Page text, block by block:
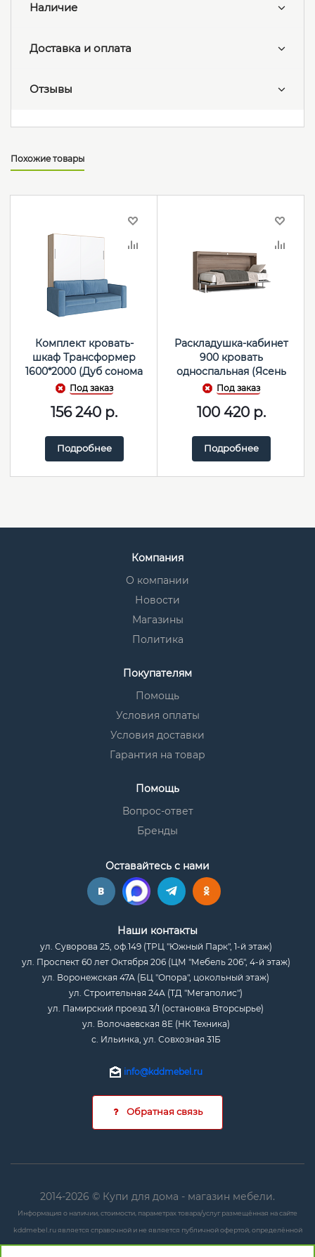
Наличие
Доставка и оплата
Отзывы
Похожие товары
Комплект кровать-
шкаф Трансформер
1600*2000 (Дуб сонома
светлый/Белый)
Под заказ
156 240 р.
Подробнее
Раскладушка-кабинет
900 кровать
односпальная (Ясень
анкор темный/Темно-
Под заказ
100 420р.
Подробнее
Компания
О компании
Новости
Магазины
Политика
Покупателям
Помощь
Условия оплаты
Условия доставки
Гарантия на товар
Помощь
Вопрос-ответ
Бренды
Оставайтесь с нами
Наши контакты
ул. Суворова 25, оф.149 (ТРЦ "Южный Парк", 1-й этаж)
ул. Проспект 60 лет Октября 206 (ЦМ "Мебель 206", 4-й этаж)
ул. Воронежская 47А (БЦ "Опора", цокольный этаж)
ул. Строительная 24А (ТД "Мегаполис")
ул. Памирский проезд 3/1 (остановка Вторсырье)
ул. Волочаевская 8Е (НК Техника)
с. Ильинка, ул. Совхозная 31Б
info@kddmebel.ru
Обратная связь
2014-2026 © Купи для дома - магазин мебели.
Информация о наличии, стоимости, параметрах товара/услуг размещённая на сайте
kddmebel.ru является справочной и не является публичной офертой, определённой
положениями ст. 437 ГК РФ.